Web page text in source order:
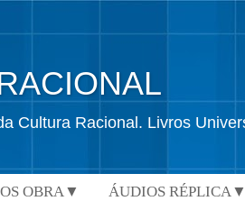
Cultura Racional. Livros
OBRA▼ ÁUDIOS